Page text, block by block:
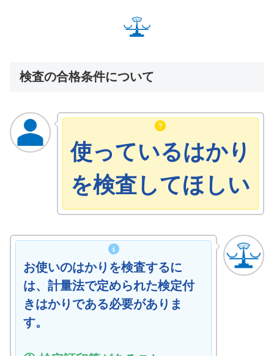
検査の合格条件について
使っているはかり
を検査してほしい
お使いのはかりを検査するに
は、計量法で定められた検定付
きはかりである必要がありま
す。